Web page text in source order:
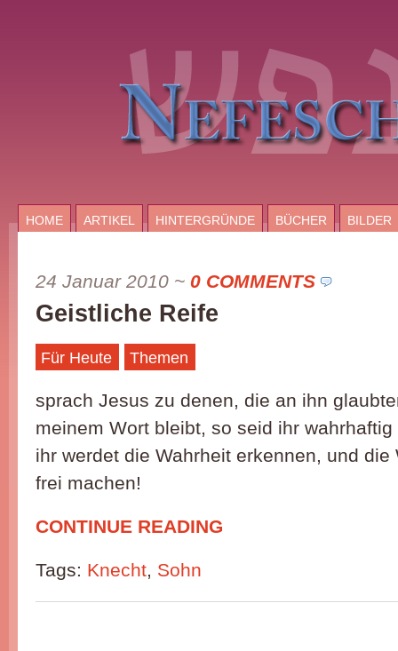
HOME ARTIKEL HINTERGRÜNDE BÜCHER BILDER
24 Januar 2010 ~ 0 COMMENTS
Geistliche Reife
Für Heute Themen
sprach Jesus zu denen, die an ihn
meinem Wort bleibt, so seid ihr
ihr werdet die Wahrheit erkennen, und die
frei machen!
CONTINUE READING
Tags: Knecht, Sohn